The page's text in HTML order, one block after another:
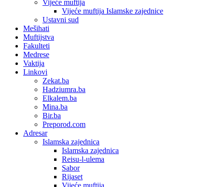
Vijeće muftija
Vijeće muftija Islamske zajednice
Ustavni sud
Mešihati
Muftijstva
Fakulteti
Medrese
Vaktija
Linkovi
Zekat.ba
Hadziumra.ba
Elkalem.ba
Mina.ba
Bir.ba
Preporod.com
Adresar
Islamska zajednica
Islamska zajednica
Reisu-l-ulema
Sabor
Rijaset
Vijeće muftija